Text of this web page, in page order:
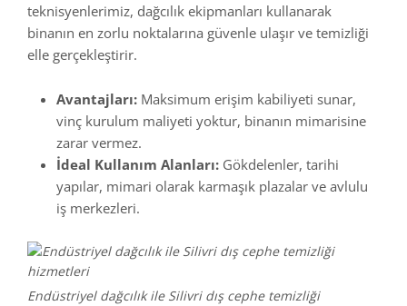
teknisyenlerimiz, dağcılık ekipmanları kullanarak
binanın en zorlu noktalarına güvenle ulaşır ve temizliği
elle gerçekleştirir.
Avantajları: Maksimum erişim kabiliyeti sunar,
vinç kurulum maliyeti yoktur, binanın mimarisine
zarar vermez.
İdeal Kullanım Alanları: Gökdelenler, tarihi
yapılar, mimari olarak karmaşık plazalar ve avlulu
iş merkezleri.
Endüstriyel dağcılık ile Silivri dış cephe temizliği